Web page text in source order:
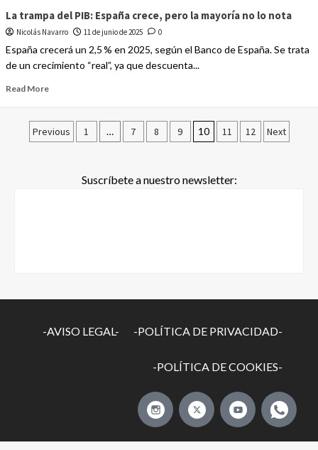
La trampa del PIB: España crece, pero la mayoría no lo nota
Nicolás Navarro 11 de junio de 2025 0
España crecerá un 2,5 % en 2025, según el Banco de España. Se trata
de un crecimiento “real”, ya que descuenta...
Read More
Previous 1 … 7 8 9 10 11 12 Next
Suscríbete a nuestro newsletter:
-AVISO LEGAL- -POLÍTICA DE PRIVACIDAD-
-POLÍTICA DE COOKIES-